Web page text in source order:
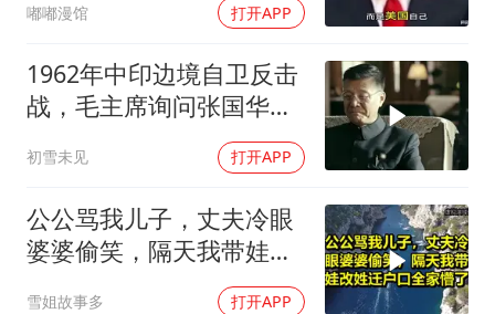
嘟嘟漫馆 打开APP
1962年中印边境自卫反击
战，毛主席询问张国华能
初雪未见 打开APP
公公骂我儿子，丈夫冷眼
婆婆偷笑，隔天我带娃改
姓迁户口全家懵了！
雪姐故事多 打开APP